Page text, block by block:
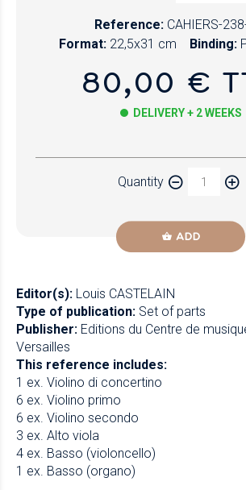
Reference: CAHIERS-
Format: 22,5x31 cm Binding:
80,00 €
DELIVERY + 2 WEEKS
Quantity
ADD
Editor(s): Louis CASTELAIN
Type of publication: Set of parts
Publisher: Editions du Centre de
Versailles
This reference includes:
1 ex. Violino di concertino
6 ex. Violino primo
6 ex. Violino secondo
3 ex. Alto viola
4 ex. Basso (violoncello)
1 ex. Basso (organo)